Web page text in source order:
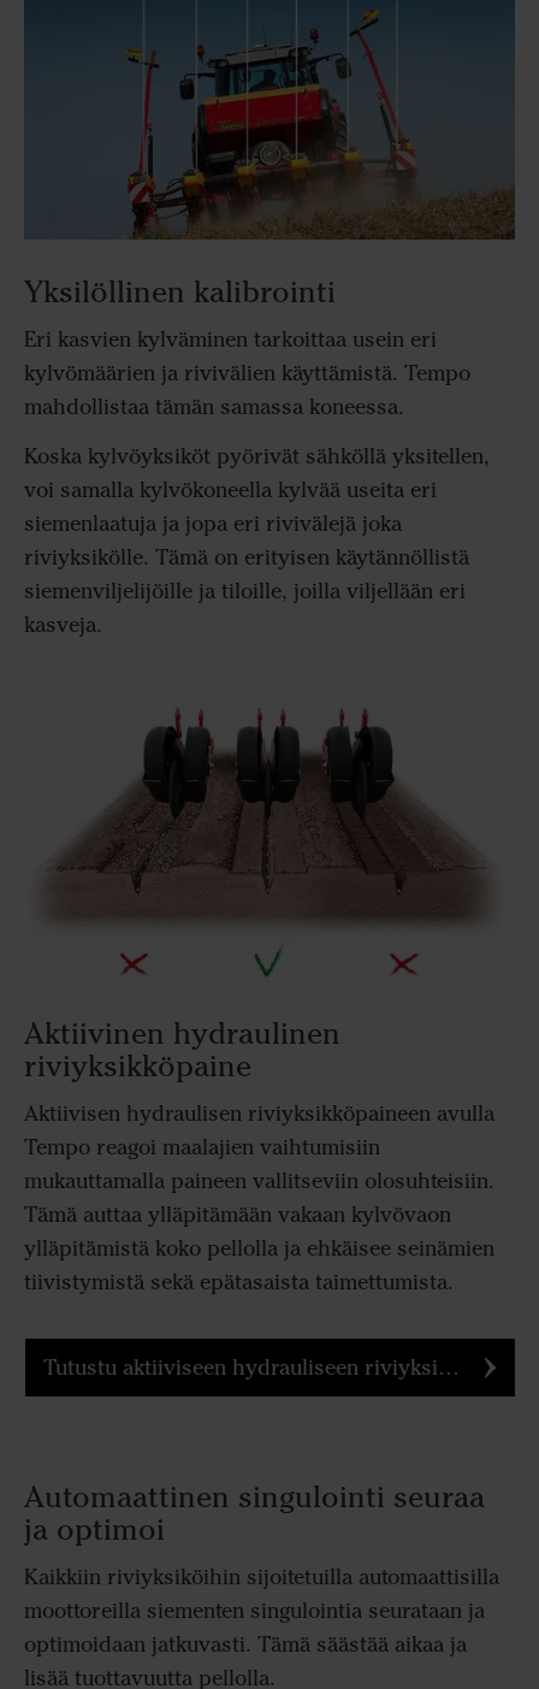
Yksilöllinen kalibrointi
Eri kasvien kylväminen tarkoittaa usein eri
kylvömäärien ja rivivälien käyttämistä. Tempo
mahdollistaa tämän samassa koneessa.
Koska kylvöyksiköt pyörivät sähköllä yksitellen,
voi samalla kylvökoneella kylvää useita eri
siemenlaatuja ja jopa eri rivivälejä joka
riviyksikölle. Tämä on erityisen käytännöllistä
siemenviljelijöille ja tiloille, joilla viljellään eri
kasveja.
Aktiivinen hydraulinen
riviyksikköpaine
Aktiivisen hydraulisen riviyksikköpaineen avulla
Tempo reagoi maalajien vaihtumisiin
mukauttamalla paineen vallitseviin olosuhteisiin.
Tämä auttaa ylläpitämään vakaan kylvövaon
ylläpitämistä koko pellolla ja ehkäisee seinämien
tiivistymistä sekä epätasaista taimettumista.
Tutustu aktiiviseen hydrauliseen riviyksikköpaineeseen tarkemmin
Automaattinen singulointi seuraa
ja optimoi
Kaikkiin riviyksiköihin sijoitetuilla automaattisilla
moottoreilla siementen singulointia seurataan ja
optimoidaan jatkuvasti. Tämä säästää aikaa ja
lisää tuottavuutta pellolla.